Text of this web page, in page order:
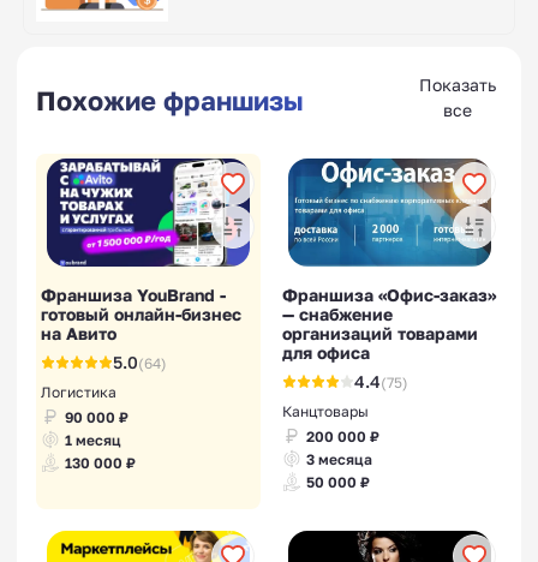
Похожие франшизы
Показать
все
Франшиза YouBrand -
готовый онлайн-бизнес
на Авито
5.0(64)
Логистика
90 000 ₽
1 месяц
130 000 ₽
Франшиза «Офис-заказ»
— снабжение
организаций товарами
для офиса
4.4(75)
Канцтовары
200 000 ₽
3 месяца
50 000 ₽